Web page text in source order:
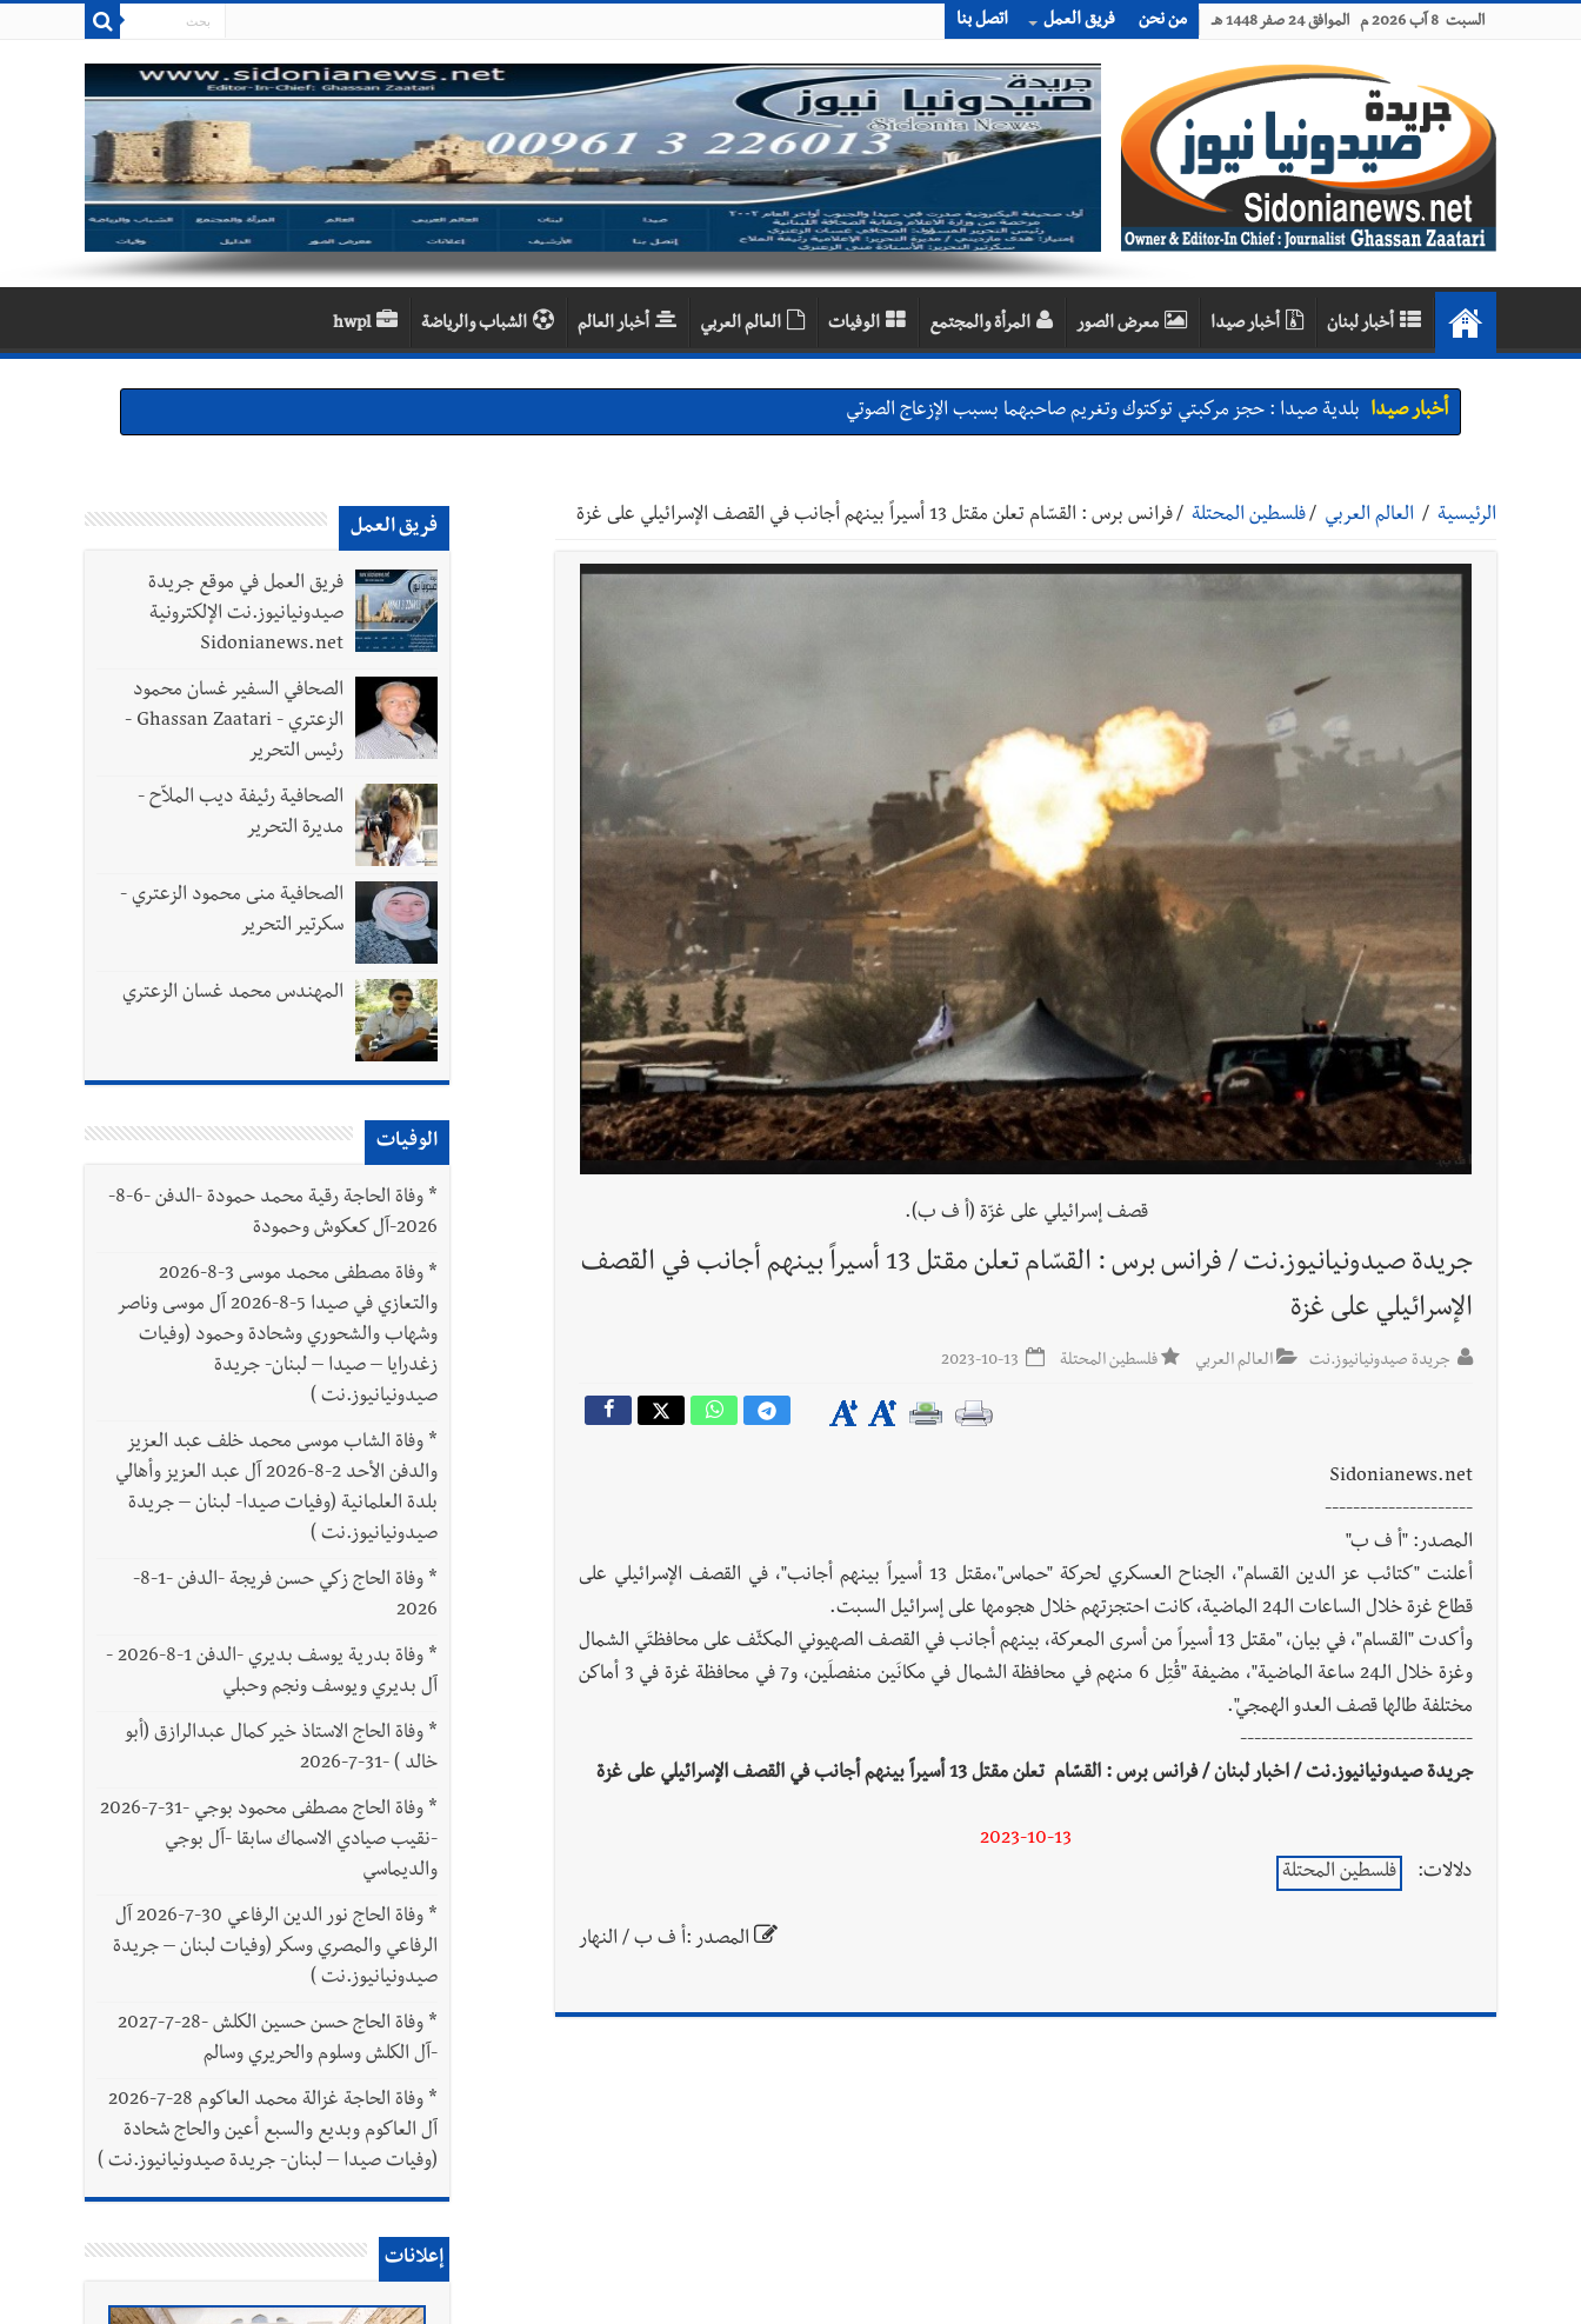
السبت 8 آب 2026 م الموافق 24 صفر 1448 هـ من نحن فريق العمل اتصل بنا
أخبار لبنان أخبار صيدا معرض الصور المرأة والمجتمع الوفيات العالم العربي أخبار العالم الشباب والرياضة hwpl
أخبار صيدا بلدية صيدا : حجز مركبتي توكتوك وتغريم صاحبهما بسبب الإزعاج الصوتي
أخبار صيدا
عمر مرجان يطلق أكاديمية نادي الحرية لكرة القدم
قائد الجيش اللبناني العماد رودولف هيكل استقبل النائب أكرم شهيب الذي شدد على ضرورة التفاف جميع اللبنانيين حول الجيش في هذه المرحلة الدقيقة
مؤسسة مياه لبنان الجنوبي : جيش العدوالاسرائيلي يستهدف فرق المؤسسة أثناء عملهم في عيتا الجبل
بهية الحريري تقدم بإسم الرئيس سعد الحريري التعازي بوفاة الراحل ميشال معلولي
أخبار لبنان
الجيش اللبناني : إصابة أحد العسكريين بجروح طفيفة نتيجة استهداف إسرائيلي معادٍ لجرافة للجيش في بلدة المنصوري - صور
أخبار لبنان مسيّرة أسرائيلية القت قنبلة صوتية باتجاه جرافة للجيش اللبناني خلال عملها في المنصوري ومعلومات أولية عن اصابة أحد العسكريين
أخبار صيدا بلدية صيدا : حجز مركبتي توكتوك وتغريم صاحبهما بسبب الإزعاج الصوتي
الرئيسية / العالم العربي /فلسطين المحتلة /فرانس برس : القسّام تعلن مقتل 13 أسيراً بينهم أجانب في القصف الإسرائيلي على غزة
قصف إسرائيلي على غزّة (أ ف ب).
جريدة صيدونيانيوز.نت / فرانس برس : القسّام تعلن مقتل 13 أسيراً بينهم أجانب في القصف
الإسرائيلي على غزة
جريدة صيدونيانيوز.نت العالم العربي فلسطين المحتلة
Sidonianews.net
---------------------
المصدر: "أ ف ب"
أعلنت "كتائب عز الدين القسام"، الجناح العسكري لحركة "حماس"،مقتل 13 أسيراً بينهم أجانب"، في القصف الإسرائيلي على
قطاع غزة خلال الساعات الـ24 الماضية، كانت احتجزتهم خلال هجومها على إسرائيل السبت.
وأكدت "القسام"، في بيان، "مقتل 13 أسيراً من أسرى المعركة، بينهم أجانب في القصف الصهيوني المكثّف على محافظتَي الشمال
وغزة خلال الـ24 ساعة الماضية"، مضيفة "قُتِل 6 منهم في محافظة الشمال في مكانَين منفصلَين، و7 في محافظة غزة في 3 أماكن
مختلفة طالها قصف العدو الهمجي".
---------------------------------
جريدة صيدونيانيوز.نت / اخبار لبنان / فرانس برس : القسّام تعلن مقتل 13 أسيراً بينهم أجانب في القصف الإسرائيلي على غزة
2023-10-13
دلالات:
فلسطين المحتلة
المصدر :أ ف ب / النهار
فريق العمل
فريق العمل في موقع جريدة
صيدونيانيوز.نت الإلكترونية
Sidonianews.net
الصحافي السفير غسان محمود
الزعتري - Ghassan Zaatari -
رئيس التحرير
الصحافية رئيفة ديب الملاّح -
مديرة التحرير
الصحافية منى محمود الزعتري -
سكرتير التحرير
المهندس محمد غسان الزعتري
الوفيات
*
وفاة الحاجة رقية محمد حمودة -الدفن -6-8-
2026-آل كعكوش وحمودة
*
وفاة مصطفى محمد موسى 3-8-2026
والتعازي في صيدا 5-8-2026 آل موسى وناصر
وشهاب والشحوري وشحادة وحمود (وفيات
زغدرايا – صيدا – لبنان- جريدة
صيدونيانيوز.نت )
* وفاة الشاب موسى محمد خلف عبد العزيز
والدفن الأحد 2-8-2026 آل عبد العزيز وأهالي
بلدة العلمانية (وفيات صيدا- لبنان – جريدة
صيدونيانيوز.نت )
*
وفاة الحاج زكي حسن فريجة -الدفن -1-8-
2026
*
وفاة بدرية يوسف بديري -الدفن 1-8-2026 -
آل بديري ويوسف ونجم وحبلي
* وفاة الحاج الاستاذ خير كمال عبدالرازق (أبو
خالد ) -31-7-2026
*
وفاة الحاج مصطفى محمود بوجي -31-7-2026
-نقيب صيادي الاسماك سابقا -آل بوجي
والديماسي
*
وفاة الحاج نور الدين الرفاعي 30-7-2026 آل
الرفاعي والمصري وسكر (وفيات لبنان – جريدة
صيدونيانيوز.نت )
*
وفاة الحاج حسن حسين الكلش -28-7-2027
-آل الكلش وسلوم والحريري وسالم
*
وفاة الحاجة غزالة محمد العاكوم 28-7-2026
آل العاكوم وبديع والسبع أعين والحاج شحادة
(وفيات صيدا – لبنان- جريدة صيدونيانيوز.نت )
إعلانات